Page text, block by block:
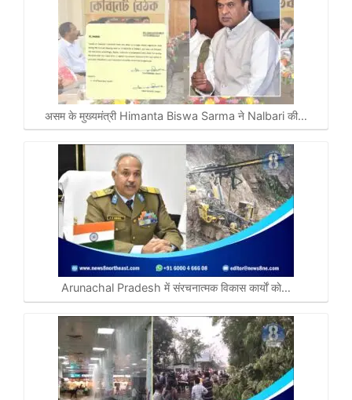
असम के मुख्यमंत्री Himanta Biswa Sarma ने Nalbari की…
Arunachal Pradesh में संरचनात्मक विकास कार्याें काे…